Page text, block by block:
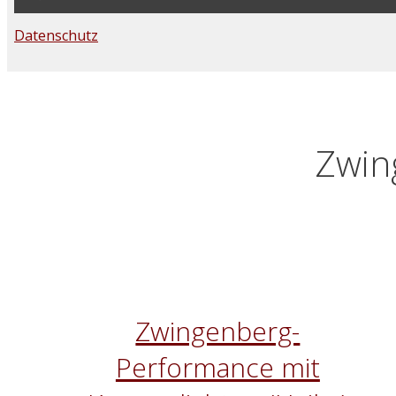
Datenschutz
Zwingenberg-
Performance mit